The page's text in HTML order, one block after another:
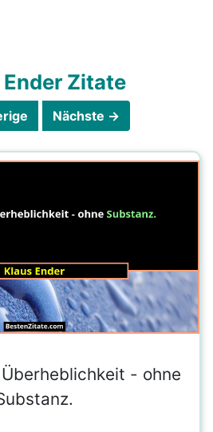
Zitate
Nächste →
- ohne